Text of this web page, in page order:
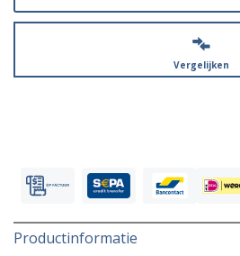
Vergelijken
Productinformatie